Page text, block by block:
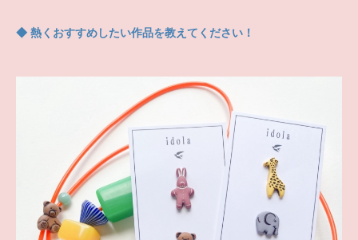
◆ 熱くおすすめしたい作品を教えてください！